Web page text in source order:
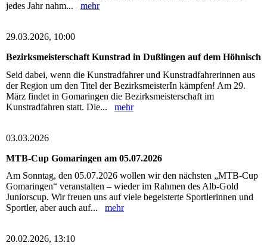
jedes Jahr nahm... mehr
29.03.2026, 10:00
Bezirksmeisterschaft Kunstrad in Dußlingen auf dem Höhnisch
Seid dabei, wenn die Kunstradfahrer und Kunstradfahrerinnen aus
der Region um den Titel der BezirksmeisterIn kämpfen! Am 29.
März findet in Gomaringen die Bezirksmeisterschaft im
Kunstradfahren statt. Die... mehr
03.03.2026
MTB-Cup Gomaringen am 05.07.2026
Am Sonntag, den 05.07.2026 wollen wir den nächsten „MTB-Cup
Gomaringen“ veranstalten – wieder im Rahmen des Alb-Gold
Juniorscup. Wir freuen uns auf viele begeisterte Sportlerinnen und
Sportler, aber auch auf... mehr
20.02.2026, 13:10